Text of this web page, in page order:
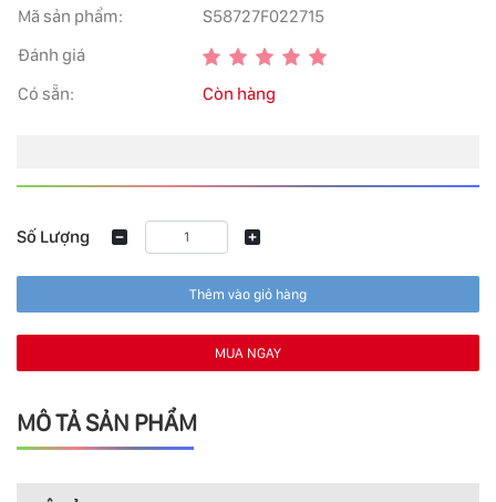
Mã sản phẩm:
S58727F022715
Đánh giá
Có sẵn:
Còn hàng
Số Lượng
Thêm vào giỏ hàng
MUA NGAY
MÔ TẢ SẢN PHẨM